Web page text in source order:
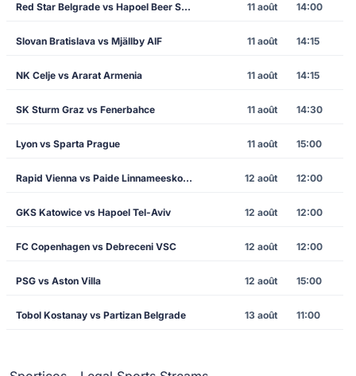
Red Star Belgrade vs Hapoel Beer Sheva 11 août 14:00
Slovan Bratislava vs Mjällby AIF 11 août 14:15
NK Celje vs Ararat Armenia 11 août 14:15
SK Sturm Graz vs Fenerbahce 11 août 14:30
Lyon vs Sparta Prague 11 août 15:00
Rapid Vienna vs Paide Linnameeskond 12 août 12:00
GKS Katowice vs Hapoel Tel-Aviv 12 août 12:00
FC Copenhagen vs Debreceni VSC 12 août 12:00
PSG vs Aston Villa 12 août 15:00
Tobol Kostanay vs Partizan Belgrade 13 août 11:00